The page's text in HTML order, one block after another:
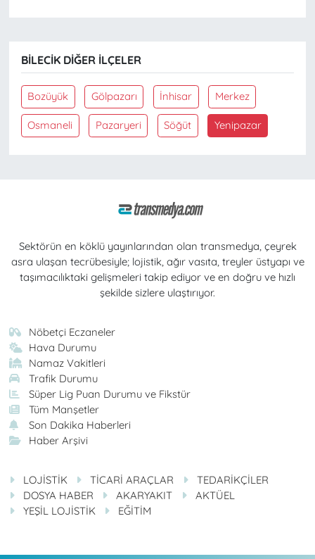
BILECIK DIĞER İLÇELER
Bozüyük Gölpazarı İnhisar Merkez
Osmaneli Pazaryeri Söğüt Yenipazar
Sektörün en köklü yayınlarından olan transmedya, çeyrek
asra ulaşan tecrübesiyle; lojistik, ağır vasıta, treyler üstyapı ve
taşımacılıktaki gelişmeleri takip ediyor ve en doğru ve hızlı
şekilde sizlere ulaştırıyor.
Nöbetçi Eczaneler
Hava Durumu
Namaz Vakitleri
Trafik Durumu
Süper Lig Puan Durumu ve Fikstür
Tüm Manşetler
Son Dakika Haberleri
Haber Arşivi
LOJİSTİK TİCARİ ARAÇLAR
TEDARİKÇİLER
DOSYA HABER
AKARYAKIT
AKTÜEL
YEŞİL LOJİSTİK
EĞİTİM